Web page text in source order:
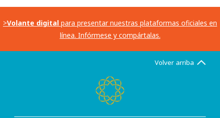
>Volante digital para presentar nuestras plataformas oficiales en
línea. Infórmese y compártalas.
Volver arriba